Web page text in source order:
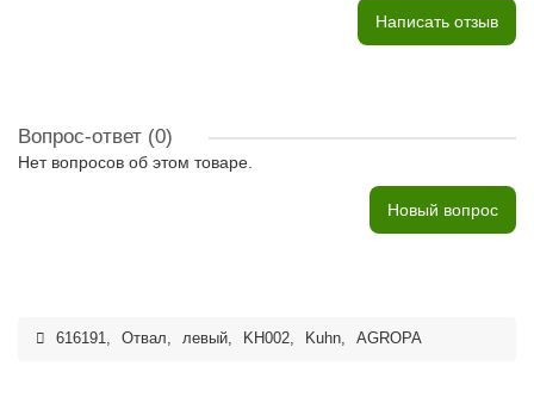
Написать отзыв
Вопрос-ответ (0)
Нет вопросов об этом товаре.
Новый вопрос
616191, Отвал, левый, KH002, Kuhn, AGROPA